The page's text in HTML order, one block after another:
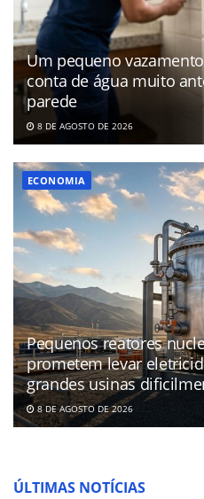
Um pequeno
conta de água muito
parede
8 DE AGOSTO DE 2026
ECONOMIA
Pequenos reatores
prometem levar
grandes usinas
8 DE AGOSTO DE 2026
ÚLTIMAS NOTÍCIAS